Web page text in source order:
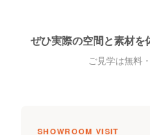
ぜひ実際の空間と素材を
ご見学は無料
SHOWROOM VISIT